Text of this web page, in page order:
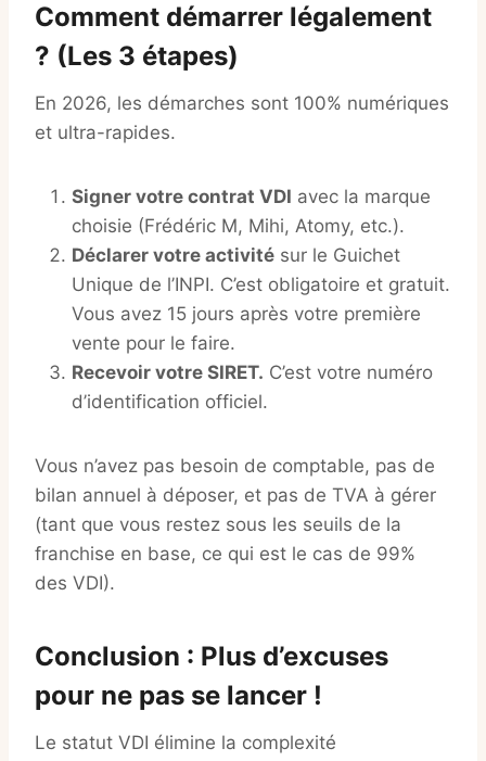
Comment démarrer légalement
? (Les 3 étapes)
En 2026, les démarches sont 100% numériques
et ultra-rapides.
Signer votre contrat VDI avec la marque
choisie (Frédéric M, Mihi, Atomy, etc.).
Déclarer votre activité sur le Guichet
Unique de l’INPI. C’est obligatoire et gratuit.
Vous avez 15 jours après votre première
vente pour le faire.
Recevoir votre SIRET. C’est votre numéro
d’identification officiel.
Vous n’avez pas besoin de comptable, pas de
bilan annuel à déposer, et pas de TVA à gérer
(tant que vous restez sous les seuils de la
franchise en base, ce qui est le cas de 99%
des VDI).
Conclusion : Plus d’excuses
pour ne pas se lancer !
Le statut VDI élimine la complexité